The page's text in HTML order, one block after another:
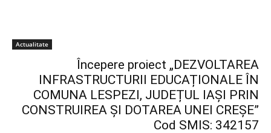
Actualitate
Începere proiect „DEZVOLTAREA
INFRASTRUCTURII EDUCAȚIONALE ÎN
COMUNA LESPEZI, JUDEȚUL IAȘI PRIN
CONSTRUIREA ȘI DOTAREA UNEI CREȘE”
Cod SMIS: 342157